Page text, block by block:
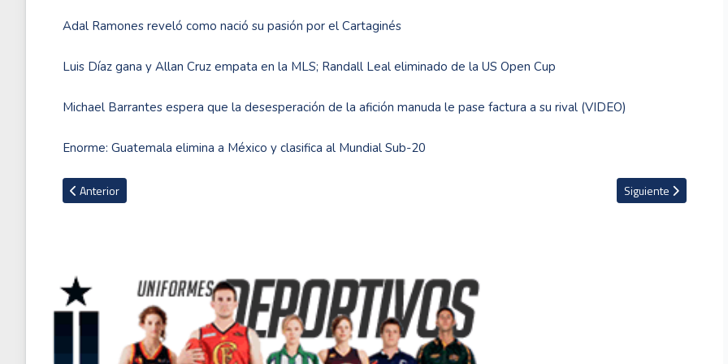
Adal Ramones reveló como nació su pasión por el Cartaginés
Luis Díaz gana y Allan Cruz empata en la MLS; Randall Leal eliminado de la US Open Cup
Michael Barrantes espera que la desesperación de la afición manuda le pase factura a su rival (VIDEO)
Enorme: Guatemala elimina a México y clasifica al Mundial Sub-20
Artículo anterior: Bayern Múnich rechaza otra oferta del Barcelona y Lewandowski planea no presentarse a la pretemporada
Anterior Artículo siguiente:
Siguiente